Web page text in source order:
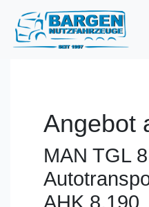
Angebot
MAN TGL
AHK 8.190